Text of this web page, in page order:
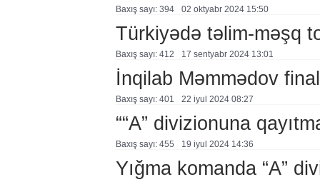
Baxış sayı: 394 02 oktyabr 2024 15:50
Türkiyədə təlim-məşq
Baxış sayı: 412 17 sentyabr 2024 13:01
İnqilab Məmmədov
Baxış sayı: 401 22 i̇yul 2024 08:27
““A” divizionuna
Baxış sayı: 455 19 i̇yul 2024 14:36
Yığma komanda “A”